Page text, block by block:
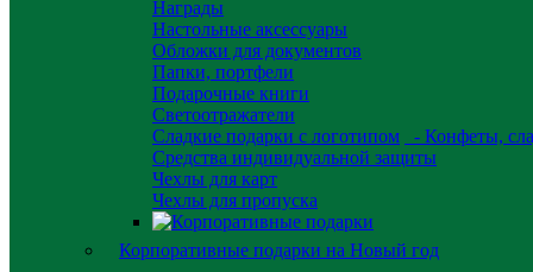
Награды
Настольные аксессуары
Обложки для документов
Папки, портфели
Подарочные книги
Светоотражатели
Сладкие подарки с логотипом
- Конфеты,
Средства индивидуальной защиты
Чехлы для карт
Чехлы для пропуска
Корпоративные подарки на Новый год